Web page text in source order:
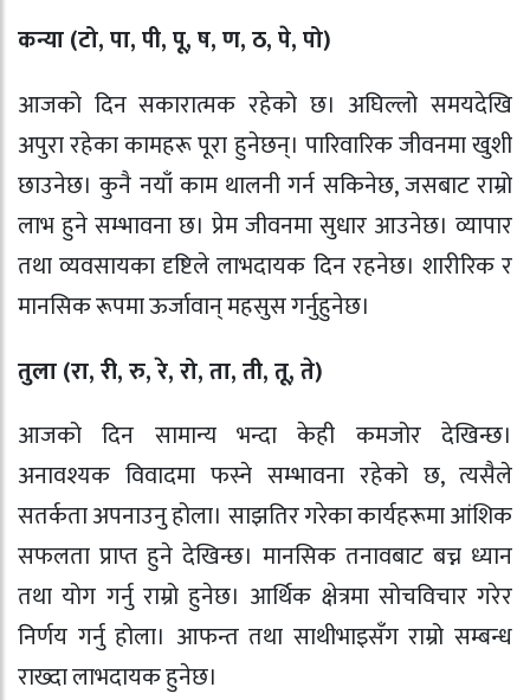
कन्या (टो, पा, पी, पू, ष, ण, ठ, पे, पो)
आजको दिन सकारात्मक रहेको छ। अघिल्लो समयदेखि
अपुरा रहेका कामहरू पूरा हुनेछन्। पारिवारिक जीवनमा खुशी
छाउनेछ। कुनै नयाँ काम थालनी गर्न सकिनेछ, जसबाट राम्रो
लाभ हुने सम्भावना छ। प्रेम जीवनमा सुधार आउनेछ। व्यापार
तथा व्यवसायका दृष्टिले लाभदायक दिन रहनेछ। शारीरिक र
मानसिक रूपमा ऊर्जावान् महसुस गर्नुहुनेछ।
तुला (रा, री, रु, रे, रो, ता, ती, तू, ते)
आजको दिन सामान्य भन्दा केही कमजोर देखिन्छ।
अनावश्यक विवादमा फस्ने सम्भावना रहेको छ, त्यसैले
सतर्कता अपनाउनु होला। साझतिर गरेका कार्यहरूमा आंशिक
सफलता प्राप्त हुने देखिन्छ। मानसिक तनावबाट बच्न ध्यान
तथा योग गर्नु राम्रो हुनेछ। आर्थिक क्षेत्रमा सोचविचार गरेर
निर्णय गर्नु होला। आफन्त तथा साथीभाइसँग राम्रो सम्बन्ध
राख्दा लाभदायक हुनेछ।